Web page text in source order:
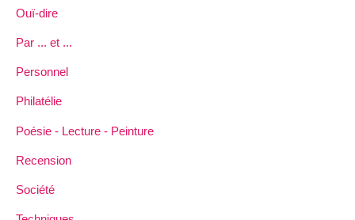
Ouï-dire
Par ... et ...
Personnel
Philatélie
Poésie - Lecture - Peinture
Recension
Société